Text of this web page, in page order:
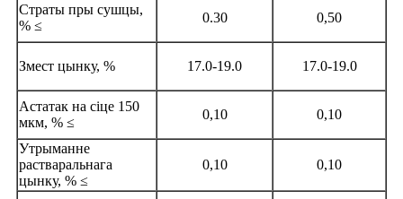
Страты пры сушцы,
% ≤
0.30 0,50
Змест цынку, % 17.0-19.0 17.0-19.0
Астатак на сіце 150
мкм, % ≤
0,10 0,10
Утрыманне
растваральнага
цынку, % ≤
0,10 0,10